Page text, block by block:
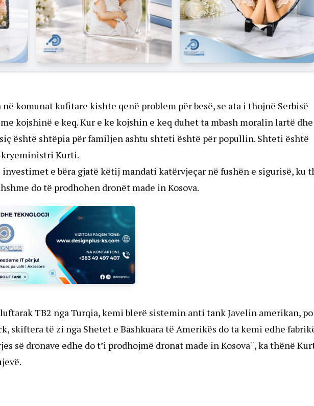
komunat kufitare kishte qenë problem për besë, se ata i thojnë Serbisë
me kojshinë e keq. Kur e ke kojshin e keq duhet ta mbash moralin lartë dhe
është shtëpia për familjen ashtu shteti është për popullin. Shteti është
kryeministri Kurti.
e bëra gjatë këtij mandati katërvjeçar në fushën e sigurisë, ku
do të prodhohen dronët made in Kosova.
TB2 nga Turqia, kemi blerë sistemin anti tank Javelin amerikan, po
skiftera të zi nga Shetet e Bashkuara të Amerikës do ta kemi edhe
së dronave edhe do t’i prodhojmë dronat made in Kosova¨, ka thënë